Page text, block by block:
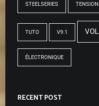
STEELSERIES
TUTO V9.1
ÉLECTRONIQUE
RECENT POST